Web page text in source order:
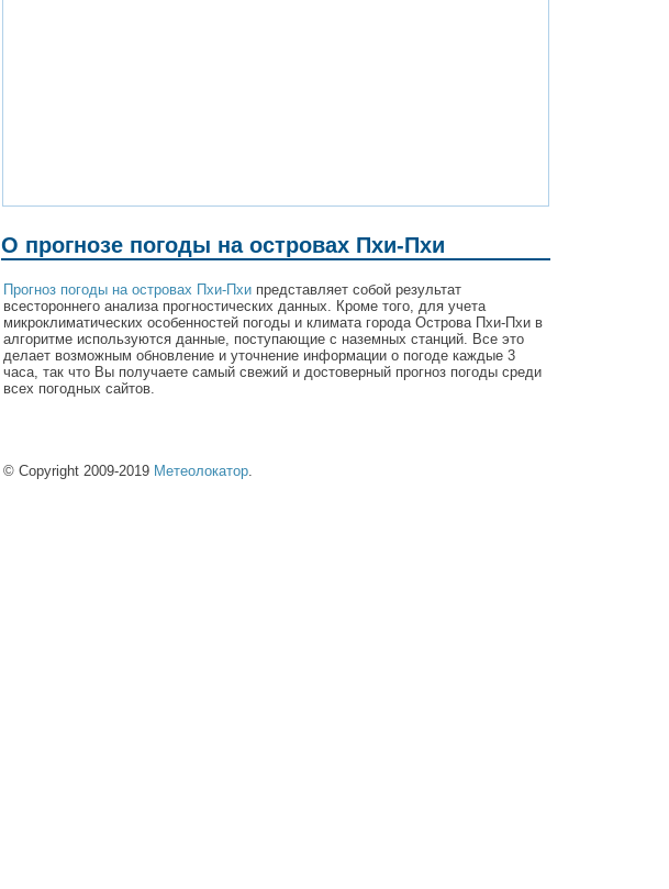
О прогнозе погоды на островах Пхи-Пхи
Прогноз погоды на островах Пхи-Пхи представляет собой результат
всестороннего анализа прогностических данных. Кроме того, для учета
микроклиматических особенностей погоды и климата города Острова Пхи-Пхи в
алгоритме используются данные, поступающие с наземных станций. Все это
делает возможным обновление и уточнение информации о погоде каждые 3
часа, так что Вы получаете самый свежий и достоверный прогноз погоды среди
всех погодных сайтов.
© Copyright 2009-2019 Метеолокатор